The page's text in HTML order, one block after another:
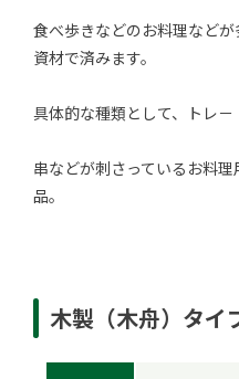
食べ歩きなどのお料理など
資材で済みます。
具体的な種類として、トレ－
串などが刺さっているお料
品。
木製（木舟）タイ